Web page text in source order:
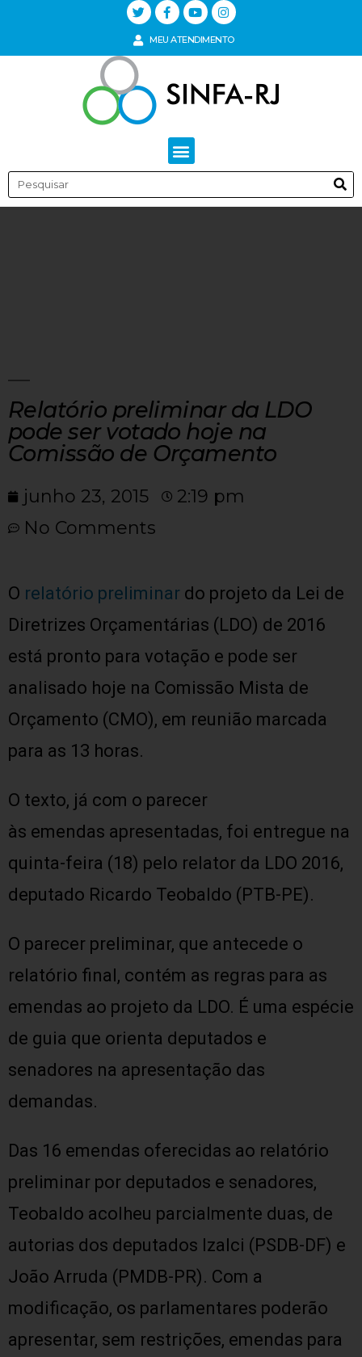
MEU ATENDIMENTO
Relatório preliminar da LDO
pode ser votado hoje na
Comissão de Orçamento
junho 23, 2015
2:19 pm
No Comments
O relatório preliminar do projeto da Lei de
Diretrizes Orçamentárias (LDO) de 2016
está pronto para votação e pode ser
analisado hoje na Comissão Mista de
Orçamento (CMO), em reunião marcada
para as 13 horas.
O texto, já com o parecer
às emendas apresentadas, foi entregue na
quinta-feira (18) pelo relator da LDO 2016,
deputado Ricardo Teobaldo (PTB-PE).
O parecer preliminar, que antecede o
relatório final, contém as regras para as
emendas ao projeto da LDO. É uma espécie
de guia que orienta deputados e
senadores na apresentação das
demandas.
Das 16 emendas oferecidas ao relatório
preliminar por deputados e senadores,
Teobaldo acolheu parcialmente duas, de
autorias dos deputados Izalci (PSDB-DF) e
João Arruda (PMDB-PR). Com a
modificação, os parlamentares poderão
apresentar, sem restrições, emendas para